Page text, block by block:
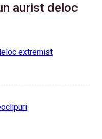
aurist deloc